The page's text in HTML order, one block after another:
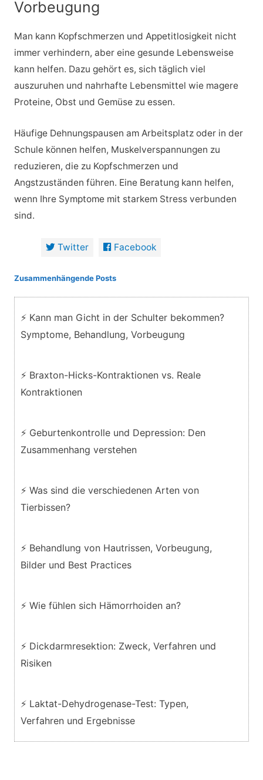
Vorbeugung
Man kann Kopfschmerzen und Appetitlosigkeit nicht
immer verhindern, aber eine gesunde Lebensweise
kann helfen. Dazu gehört es, sich täglich viel
auszuruhen und nahrhafte Lebensmittel wie magere
Proteine, Obst und Gemüse zu essen.
Häufige Dehnungspausen am Arbeitsplatz oder in der
Schule können helfen, Muskelverspannungen zu
reduzieren, die zu Kopfschmerzen und
Angstzuständen führen. Eine Beratung kann helfen,
wenn Ihre Symptome mit starkem Stress verbunden
sind.
Twitter Facebook
Zusammenhängende Posts
⚡ Kann man Gicht in der Schulter bekommen?
Symptome, Behandlung, Vorbeugung
⚡ Braxton-Hicks-Kontraktionen vs. Reale
Kontraktionen
⚡ Geburtenkontrolle und Depression: Den
Zusammenhang verstehen
⚡ Was sind die verschiedenen Arten von
Tierbissen?
⚡ Behandlung von Hautrissen, Vorbeugung,
Bilder und Best Practices
⚡ Wie fühlen sich Hämorrhoiden an?
⚡ Dickdarmresektion: Zweck, Verfahren und
Risiken
⚡ Laktat-Dehydrogenase-Test: Typen,
Verfahren und Ergebnisse